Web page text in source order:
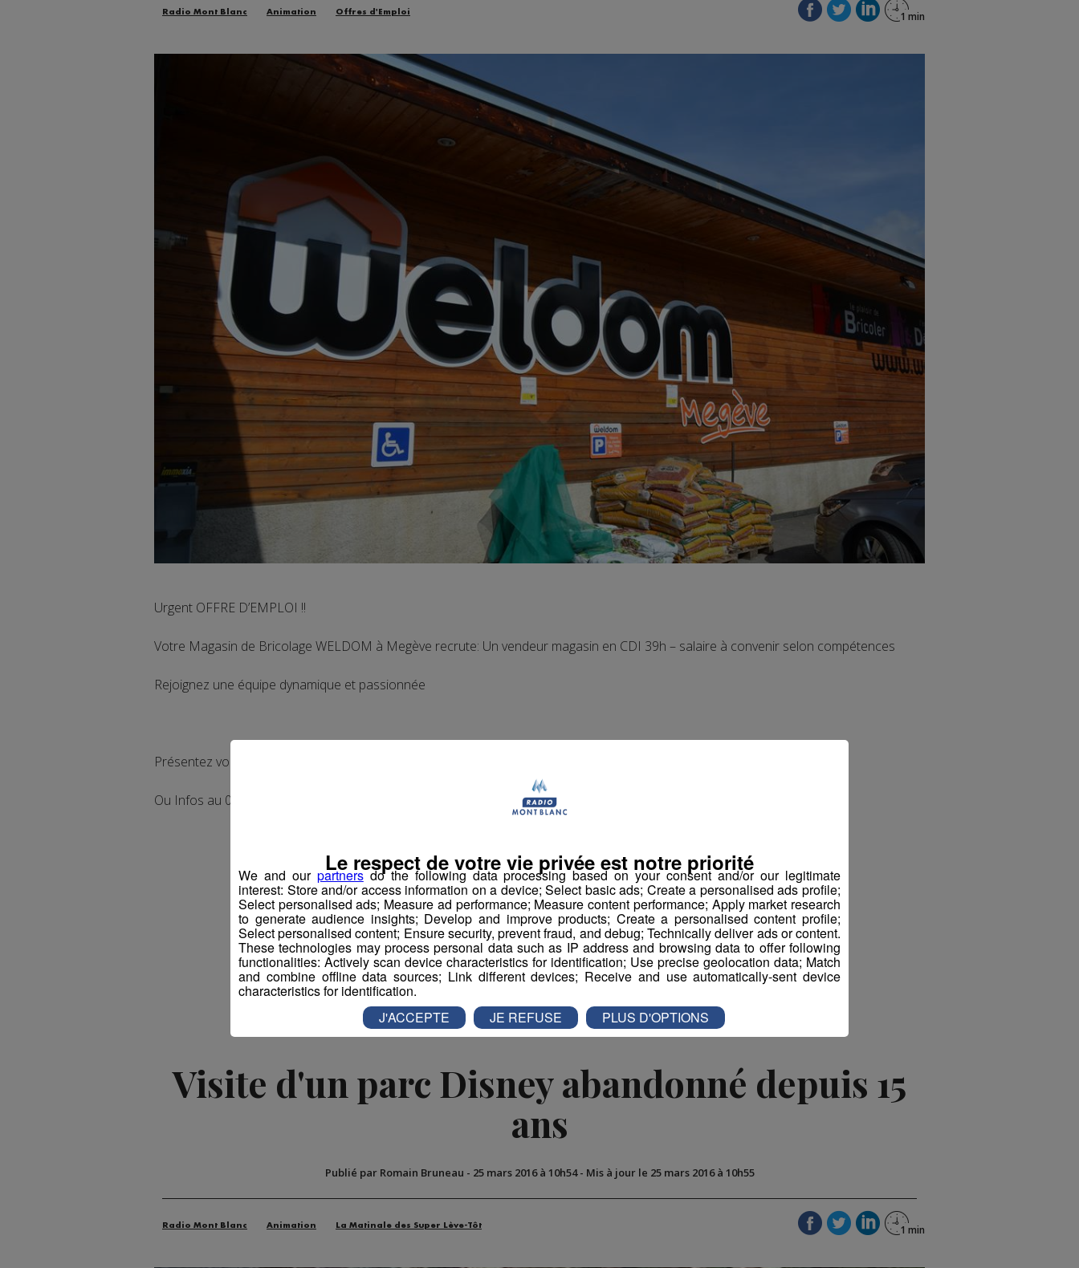
Radio Mont Blanc Animation Offres d'Emploi
Urgent OFFRE D’EMPLOI !!
Votre Magasin de Bricolage WELDOM à Megève recrute: Un vendeur magasin en CDI 39h – salaire à convenir selon compétences
Rejoignez une équipe dynamique et passionnée
Présentez vous directement sur place Weldon Megève Route nationale
Ou Infos au 04 50 21 20 62 – 21 20 62
Partager sur Facebook Partager sur Twitter
Visite d'un parc Disney abandonné depuis 15
ans
Publié par Romain Bruneau - 25 mars 2016 à 10h54- Mis à jour le 25 mars 2016 à 10h55
Radio Mont Blanc Animation La Matinale des Super Lève-Tôt
We and our partnersdo the following data processing based on your consent and/or our legitimate
interest: Store and/or access information on a device; Select basic ads; Create a personalised ads profile;
Select personalised ads; Measure ad performance; Measure content performance; Apply market research
to generate audience insights; Develop and improve products; Create a personalised content profile;
Select personalised content; Ensure security, prevent fraud, and debug; Technically deliver ads or content.
These technologies may process personal data such as IP address and browsing data to offer following
functionalities: Actively scan device characteristics for identification; Use precise geolocation data; Match
and combine offline data sources; Link different devices; Receive and use automatically-sent device
characteristics for identification.
Le respect de votre vie privée est notre priorité
J'ACCEPTE JE REFUSE PLUS D'OPTIONS